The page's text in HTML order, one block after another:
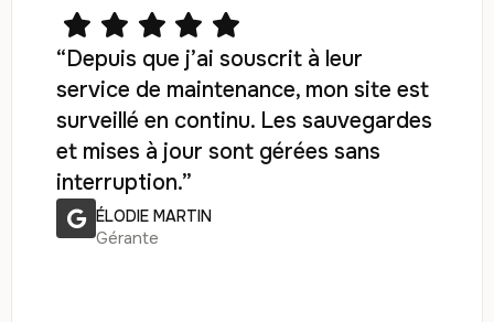
“Depuis que j’ai souscrit à leur
service de maintenance, mon site est
surveillé en continu. Les sauvegardes
et mises à jour sont gérées sans
interruption.”
ÉLODIE MARTIN
Gérante